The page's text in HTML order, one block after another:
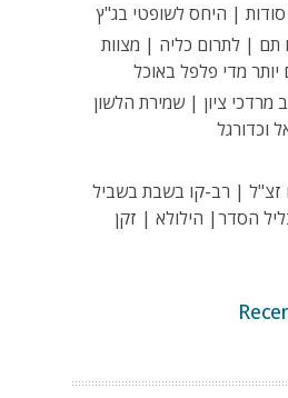
סודות | היחס לשופטי בג"ץ
תם | לתרום כליה | מצוות
מדי פלפל באוכל
ציון | שמירת הלשון
וכדורגל
זצ"ל | רב-קו בשבת בשביל
הסדר| הילולא | זקן